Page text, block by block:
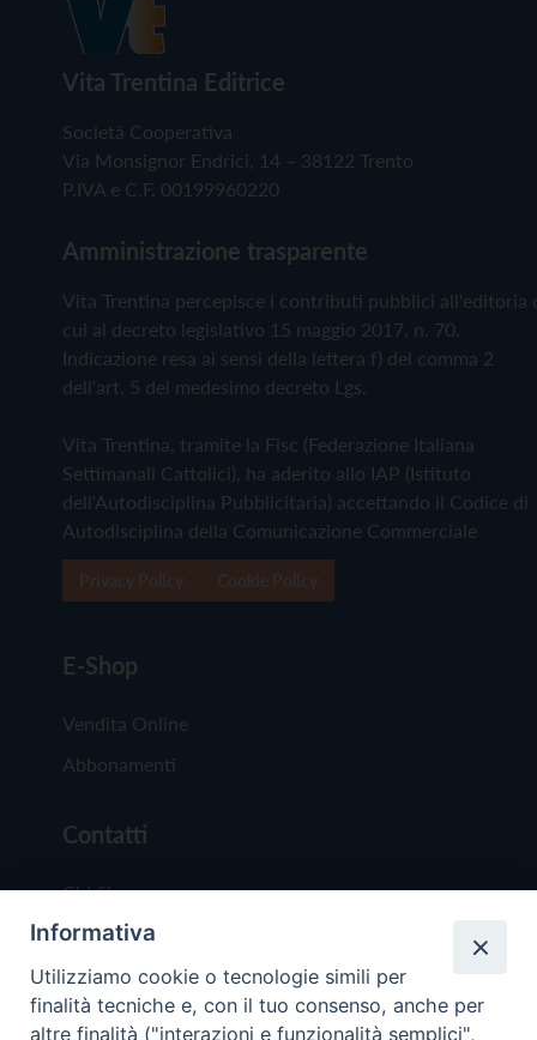
Vita Trentina Editrice
Società Cooperativa
Via Monsignor Endrici, 14 – 38122 Trento
P.IVA e C.F. 00199960220
Amministrazione trasparente
Vita Trentina percepisce i contributi pubblici all'editoria
cui al decreto legislativo 15 maggio 2017, n. 70.
Indicazione resa ai sensi della lettera f) del comma 2
dell'art. 5 del medesimo decreto Lgs.
Vita Trentina, tramite la Fisc (Federazione Italiana
Settimanali Cattolici), ha aderito allo IAP (Istituto
dell'Autodisciplina Pubblicitaria) accettando il Codice di
Autodisciplina della Comunicazione Commerciale
E-Shop
Vendita Online
Abbonamenti
Contatti
Chi Siamo
Redazione
Scrivici
Informativa
Utilizziamo cookie o tecnologie simili per
finalità tecniche e, con il tuo consenso, anche per
altre finalità ("interazioni e funzionalità semplici",